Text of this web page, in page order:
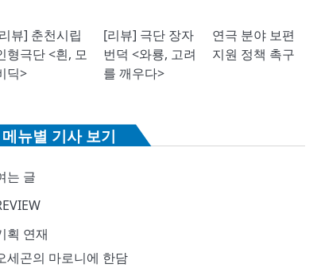
뷰] 춘천시립
형극단 <흰, 모
딕>
[리뷰] 극단 장자
번덕 <와룡, 고려
를 깨우다>
연극 분야 보편
지원 정책 촉구
메뉴별 기사 보기
는 글
획 연재
세곤의 마로니에 한담